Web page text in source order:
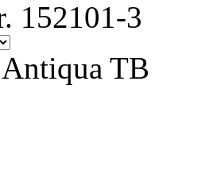
152101-3
TB